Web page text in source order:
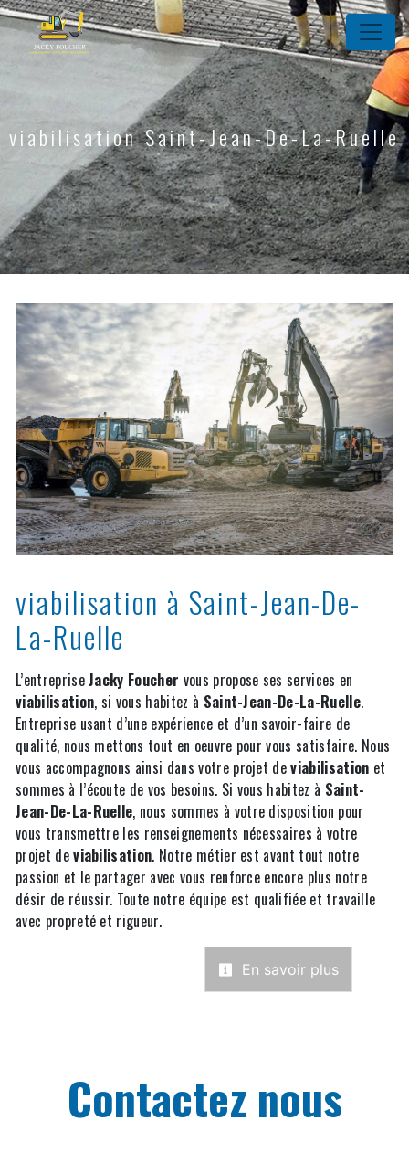
Panneau de gestion des cookies
viabilisation Saint-Jean-De-La-Ruelle
viabilisation à Saint-Jean-De-
La-Ruelle
L’entrepriseJacky Foucher vous propose ses services en
viabilisation, si vous habitez à Saint-Jean-De-La-Ruelle.
Entreprise usant d’une expérience et d’un savoir-faire de
qualité, nous mettons tout en oeuvre pour vous satisfaire. Nous
vous accompagnons ainsi dans votre projet deviabilisation et
sommes à l’écoute de vos besoins. Si vous habitez à Saint-
Jean-De-La-Ruelle, nous sommes à votre disposition pour
vous transmettre les renseignements nécessaires à votre
projet deviabilisation. Notre métier est avant tout notre
passion et le partager avec vous renforce encore plus notre
désir de réussir. Toute notre équipe est qualifiée et travaille
avec propreté et rigueur.
En savoir plus
Contactez nous